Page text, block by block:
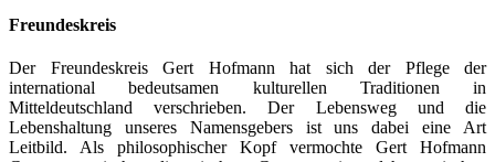
Freundeskreis
Der Freundeskreis Gert Hofmann hat sich der Pflege der
international bedeutsamen kulturellen Traditionen in
Mitteldeutschland verschrieben. Der Lebensweg und die
Lebenshaltung unseres Namensgebers ist uns dabei eine Art
Leitbild. Als philosophischer Kopf vermochte Gert Hofmann